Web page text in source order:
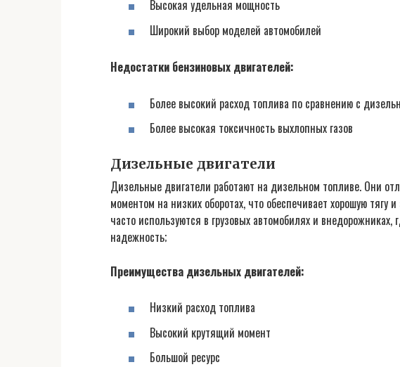
Высокая удельная мощность
Широкий выбор моделей автомобилей
Недостатки бензиновых двигателей:
Более высокий расход топлива по сравнению с
Более высокая токсичность выхлопных газов
Дизельные двигатели
Дизельные двигатели работают на дизельном топливе. Они
моментом на низких оборотах, что обеспечивает хорошую тягу
часто используются в грузовых автомобилях и
надежность;
Преимущества дизельных двигателей:
Низкий расход топлива
Высокий крутящий момент
Большой ресурс